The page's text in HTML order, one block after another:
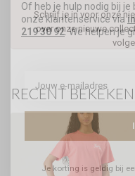
Of heb je hulp nodig bij
onze klantenservice via
219 30 92. We helpen je
RECENT BEKEKEN
Schrijf je in voor onze
over onze nieuwe
Je korting is geldig bij